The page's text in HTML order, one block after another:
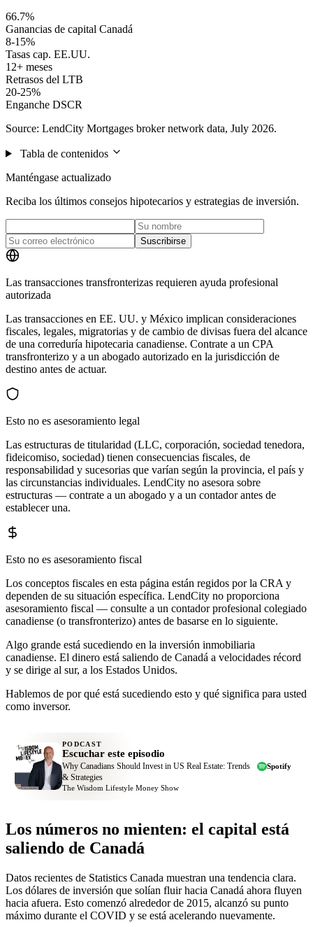
66.7%
Ganancias de capital Canadá
8-15%
Tasas cap. EE.UU.
12+ meses
Retrasos del LTB
20-25%
Enganche DSCR
Source: LendCity Mortgages broker network data, July 2026.
Tabla de contenidos
Manténgase actualizado
Reciba los últimos consejos hipotecarios y estrategias de inversión.
Suscribirse
Las transacciones transfronterizas requieren ayuda profesional
autorizada
Las transacciones en EE. UU. y México implican consideraciones
fiscales, legales, migratorias y de cambio de divisas fuera del alcance
de una correduría hipotecaria canadiense. Contrate a un CPA
transfronterizo y a un abogado autorizado en la jurisdicción de
destino antes de actuar.
Esto no es asesoramiento legal
Las estructuras de titularidad (LLC, corporación, sociedad tenedora,
fideicomiso, sociedad) tienen consecuencias fiscales, de
responsabilidad y sucesorias que varían según la provincia, el país y
las circunstancias individuales. LendCity no asesora sobre
estructuras — contrate a un abogado y a un contador antes de
establecer una.
Esto no es asesoramiento fiscal
Los conceptos fiscales en esta página están regidos por la CRA y
dependen de su situación específica. LendCity no proporciona
asesoramiento fiscal — consulte a un contador profesional colegiado
canadiense (o transfronterizo) antes de basarse en lo siguiente.
Algo grande está sucediendo en la inversión inmobiliaria
canadiense. El dinero está saliendo de Canadá a velocidades récord
y se dirige al sur, a los Estados Unidos.
Hablemos de por qué está sucediendo esto y qué significa para usted
como inversor.
PODCAST
Escuchar este episodio
Why Canadians Should Invest in US Real Estate: Trends
& Strategies
The Wisdom Lifestyle Money Show
Spotify
Los números no mienten: el capital está
saliendo de Canadá
Datos recientes de Statistics Canada muestran una tendencia clara.
Los dólares de inversión que solían fluir hacia Canadá ahora fluyen
hacia afuera. Esto comenzó alrededor de 2015, alcanzó su punto
máximo durante el COVID y se está acelerando nuevamente.